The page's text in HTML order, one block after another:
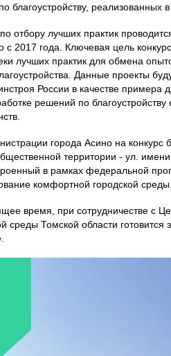
благоустройству, реализованных
отбору лучших практик
с 2017 года. Ключевая цель
лучших практик для обмена
Данные проекты
России в качестве примера
решений по
города Асино на конкурс
территории - ул.
в рамках федеральной
комфортной городской
время, при сотрудничестве с
среды Томской области готовится